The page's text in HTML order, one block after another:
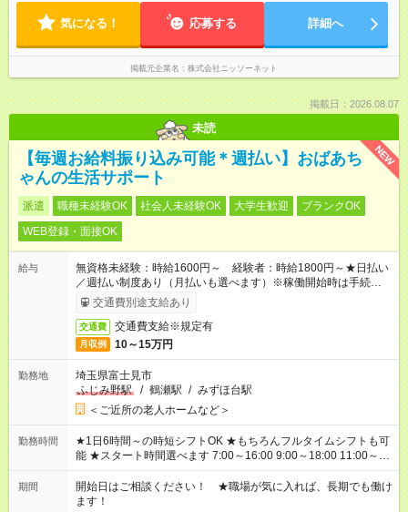
気になる！ 応募する 詳細へ
掲載元企業名 株式会社ニッソーネット
掲載日：2026.08.07
未読
NEW
【毎週お給料振り込み可能＊週払い】おばあち
ゃんの生活サポート
派遣 職種未経験OK 社会人未経験OK 大学生歓迎
ブランクOK
WEB登録・面接OK
給与
無資格未経験：時給1600円～ 経験者：時給1800円～★日払い
／週払い制度あり（月払いも選べます）※稼働開始時は手続き完
了次第のお支払いとなります。
交通費別途支給あり
交通費 交通費支給※規定有
月収例 10～15万円
勤務地
埼玉県富士見市
ふじみ野駅
/ 鶴瀬駅 / みずほ台駅
＜ご近所の老人ホームなど＞
勤務時間
★1日6時間～の時短シフトOK ★もちろんフルタイムシフトも可
能 ★スタート時間選べます 7:00～16:00 9:00～18:00 11:00～
20:00 など 残業なし！ ※Wワークの場合、他のお仕事と合わせ
週40時間超の就業はご案内できません ※法令に基づき、週20時
間以上勤務は社会保険への加入対象となります ※労働者派遣法
期間
開始日はご相談ください！ ★職場が気に入れば、長期でも働け
ます！